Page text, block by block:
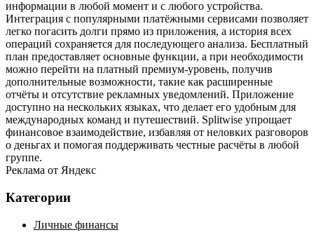
информации в любой момент и с любого устройства.
Интеграция с популярными платёжными сервисами позволяет
легко погасить долги прямо из приложения, а история всех
операций сохраняется для последующего анализа. Бесплатный
план предоставляет основные функции, а при необходимости
можно перейти на платный премиум‑уровень, получив
дополнительные возможности, такие как расширенные
отчёты и отсутствие рекламных уведомлений. Приложение
доступно на нескольких языках, что делает его удобным для
международных команд и путешествий. Splitwise упрощает
финансовое взаимодействие, избавляя от неловких разговоров
о деньгах и помогая поддерживать честные расчёты в любой
группе.
Реклама от Яндекс
Категории
Личные финансы